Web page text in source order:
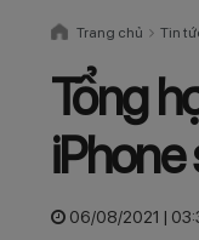
Trang chủ Tin
Tổng
iPhone
06/08/2021 |